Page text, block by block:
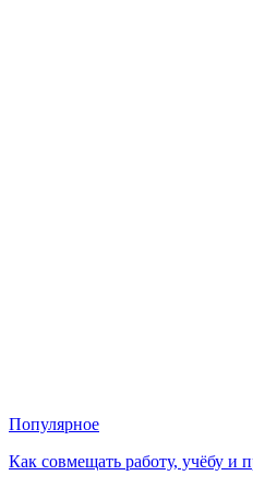
Популярное
Как совмещать работу, учёбу и